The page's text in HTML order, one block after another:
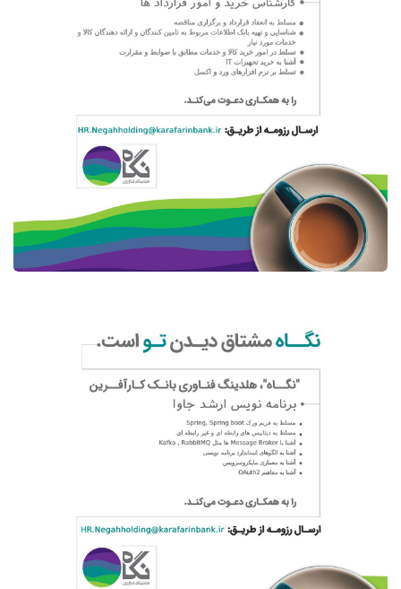
کارشناس خرید و امور قراردادها
کسب و کار